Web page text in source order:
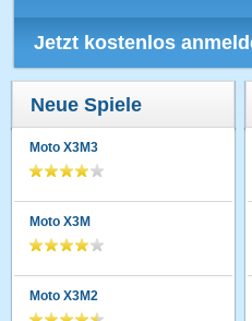
Jetzt kostenlos
Neue Spiele
Moto X3M3
Moto X3M
Moto X3M2